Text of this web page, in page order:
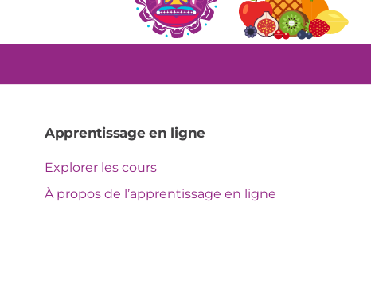
Apprentissage en ligne
Explorer les cours
À propos de l’apprentissage en ligne